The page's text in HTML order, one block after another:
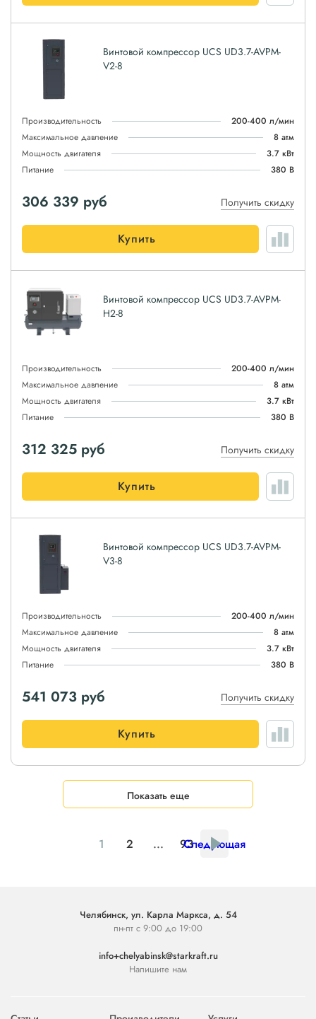
Винтовой компрессор UCS UD3.7-AVPM-
V2-8
Производительность
200-400 л/мин
Максимальное давление
8 атм
Мощность двигателя
3.7 кВт
Питание
380 В
306 339 руб Получить скидку
Купить
Винтовой компрессор UCS UD3.7-AVPM-
H2-8
Производительность
200-400 л/мин
Максимальное давление
8 атм
Мощность двигателя
3.7 кВт
Питание
380 В
312 325 руб Получить скидку
Купить
Винтовой компрессор UCS UD3.7-AVPM-
V3-8
Производительность
200-400 л/мин
Максимальное давление
8 атм
Мощность двигателя
3.7 кВт
Питание
380 В
541 073 руб Получить скидку
Купить
Показать еще
1 2 ... 93
Следующая
Челябинск, ул. Карла Маркса, д. 54
пн-пт с 9:00 до 19:00
info+chelyabinsk@starkraft.ru
Напишите нам